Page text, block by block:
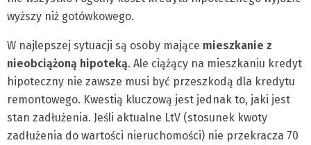
wyższy niż gotówkowego.
W najlepszej sytuacji są osoby mające mieszkanie z
nieobciążoną hipoteką. Ale ciążący na mieszkaniu kredyt
hipoteczny nie zawsze musi być przeszkodą dla kredytu
remontowego. Kwestią kluczową jest jednak to, jaki jest
stan zadłużenia. Jeśli aktualne LtV (stosunek kwoty
zadłużenia do wartości nieruchomości) nie przekracza 70